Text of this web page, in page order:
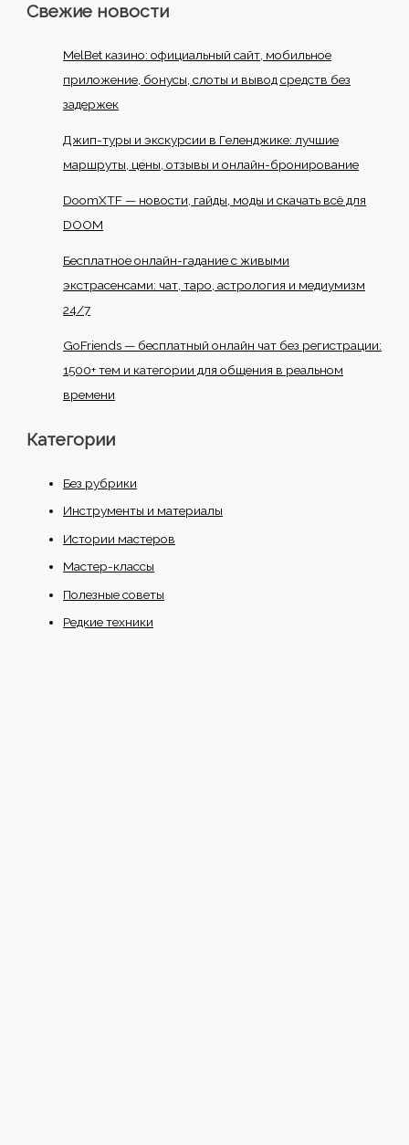
Свежие новости
MelBet казино: официальный сайт, мобильное
приложение, бонусы, слоты и вывод средств без
задержек
Джип-туры и экскурсии в Геленджике: лучшие
маршруты, цены, отзывы и онлайн-бронирование
DoomXTF — новости, гайды, моды и скачать всё для
DOOM
Бесплатное онлайн-гадание с живыми
экстрасенсами: чат, таро, астрология и медиумизм
24/7
GoFriends — бесплатный онлайн чат без регистрации:
1500+ тем и категории для общения в реальном
времени
Категории
Без рубрики
Инструменты и материалы
Истории мастеров
Мастер-классы
Полезные советы
Редкие техники